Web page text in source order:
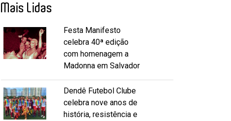
Mais Lidas
Festa Manifesto
celebra 40ª edição
com homenagem a
Madonna em Salvador
Dendê Futebol Clube
celebra nove anos de
história, resistência e